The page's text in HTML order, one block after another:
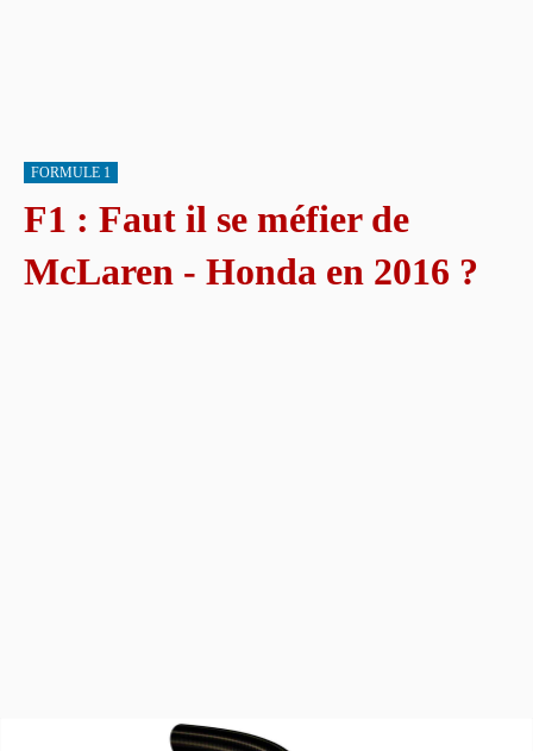
FORMULE 1
F1 : Faut il se méfier de
McLaren - Honda en 2016 ?